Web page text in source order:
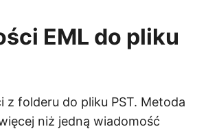
EML do pliku
z folderu do pliku PST. Metoda
niż jedną wiadomość